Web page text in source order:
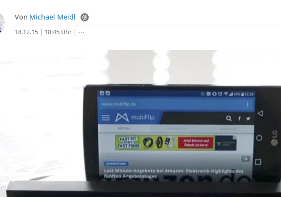
Von Michael Meidl
18.12.15 | 18:45 Uhr| ⋯